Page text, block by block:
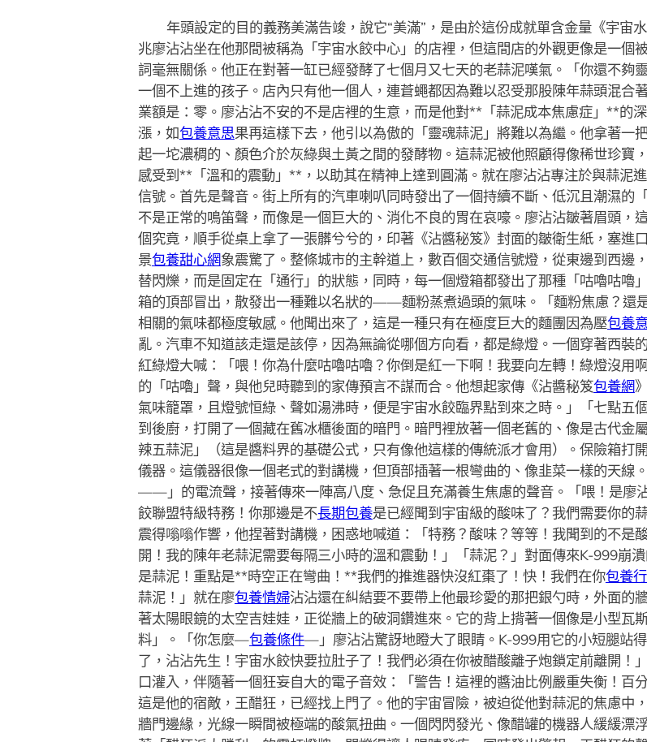
年頭設定的目的義務美滿告竣，說它“美滿”，是由於這份成就單含金量《宇宙
兆廖沾沾坐在他那間被稱為「宇宙水餃中心」的店裡，但這間店的外觀更像是一個
詞毫無關係。他正在對著一缸已經發酵了七個月又七天的老蒜泥嘆氣。「你還不夠
一個不上進的孩子。店內只有他一個人，連蒼蠅都因為難以忍受那股陳年蒜頭混合
業額是：零。廖沾沾不安的不是店裡的生意，而是他對**「蒜泥成本焦慮症」**的
漲，如包養意思果再這樣下去，他引以為傲的「靈魂蒜泥」將難以為繼。他拿著一
起一坨濃稠的、顏色介於灰綠與土黃之間的發酵物。這蒜泥被他照顧得像稀世珍寶
感受到**「溫和的震動」**，以助其在精神上達到圓滿。就在廖沾沾專注於與蒜泥
信號。首先是聲音。街上所有的汽車喇叭同時發出了一個持續不斷、低沉且潮
不是正常的鳴笛聲，而像是一個巨大的、消化不良的胃在哀嚎。廖沾沾皺著眉頭，
個究竟，順手從桌上拿了一張髒兮兮的，印著《沾醬秘笈》封面的皺衛生紙，塞進
景包養甜心網象震驚了。整條城市的主幹道上，數百個交通信號燈，從東邊到西邊
替閃爍，而是固定在「通行」的狀態，同時，每一個燈箱都發出了那種「咕嚕咕嚕
箱的頂部冒出，散發出一種難以名狀的——麵粉蒸煮過頭的氣味。「麵粉焦慮？還
相關的氣味都極度敏感。他聞出來了，這是一種只有在極度巨大的麵團因為壓包養
亂。汽車不知道該走還是該停，因為無論從哪個方向看，都是綠燈。一個穿著西裝
紅綠燈大喊：「喂！你為什麼咕嚕咕嚕？你倒是紅一下啊！我要向左轉！綠燈沒用
的「咕嚕」聲，與他兒時聽到的家傳預言不謀而合。他想起家傳《沾醬秘笈包養網
氣味籠罩，且燈號恒綠、聲如湯沸時，便是宇宙水餃臨界點到來之時。」「七點五
到後廚，打開了一個藏在舊冰櫃後面的暗門。暗門裡放著一個老舊的、像是古代金
辣五蒜泥」（這是醬料界的基礎公式，只有像他這樣的傳統派才會用）。保險箱打
儀器。這儀器很像一個老式的對講機，但頂部插著一根彎曲的、像韭菜一樣的天線
——」的電流聲，接著傳來一陣高八度、急促且充滿養生焦慮的聲音。「喂！是廖
餃聯盟特級特務！你那邊是不長期包養是已經聞到宇宙級的酸味了？我們需要你的
震得嗡嗡作響，他捏著對講機，困惑地喊道：「特務？酸味？等等！我聞到的不是
開！我的陳年老蒜泥需要每隔三小時的溫和震動！」「蒜泥？」對面傳來K-999崩
是蒜泥！重點是**時空正在彎曲！**我們的推進器快沒紅棗了！快！我們在你包養
蒜泥！」就在廖包養情婦沾沾還在糾結要不要帶上他最珍愛的那把銀勺時，外面的
著太陽眼鏡的太空吉娃娃，正從牆上的破洞鑽進來。它的背上揹著一個像是小型瓦
料」。「你怎麼—包養條件—」廖沾沾驚訝地瞪大了眼睛。K-999用它的小短腿站
了，沾沾先生！宇宙水餃快要拉肚子了！我們必須在你被醋酸離子炮鎖定前離開！
口灌入，伴隨著一個狂妄自大的電子音效：「警告！這裡的醬油比例嚴重失衡！百
這是他的宿敵，王醋狂，已經找上門了。他的宇宙冒險，被迫從他對蒜泥的焦慮中
牆門邊緣，光線一瞬間被極端的酸氣扭曲。一個閃閃發光、像醋罐的機器人緩緩漂